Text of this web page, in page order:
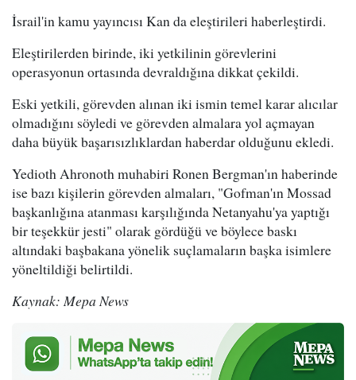
İsrail'in kamu yayıncısı Kan da eleştirileri haberleştirdi.
Eleştirilerden birinde, iki yetkilinin görevlerini
operasyonun ortasında devraldığına dikkat çekildi.
Eski yetkili, görevden alınan iki ismin temel karar alıcılar
olmadığını söyledi ve görevden almalara yol açmayan
daha büyük başarısızlıklardan haberdar olduğunu ekledi.
Yedioth Ahronoth muhabiri Ronen Bergman'ın haberinde
ise bazı kişilerin görevden almaları, "Gofman'ın Mossad
başkanlığına atanması karşılığında Netanyahu'ya yaptığı
bir teşekkür jesti" olarak gördüğü ve böylece baskı
altındaki başbakana yönelik suçlamaların başka isimlere
yöneltildiği belirtildi.
Kaynak: Mepa News